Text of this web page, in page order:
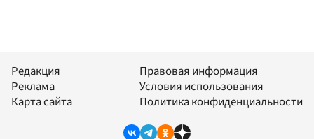
Редакция
Реклама
Карта сайта
Правовая информация
Условия использования
Политика конфиденциальности